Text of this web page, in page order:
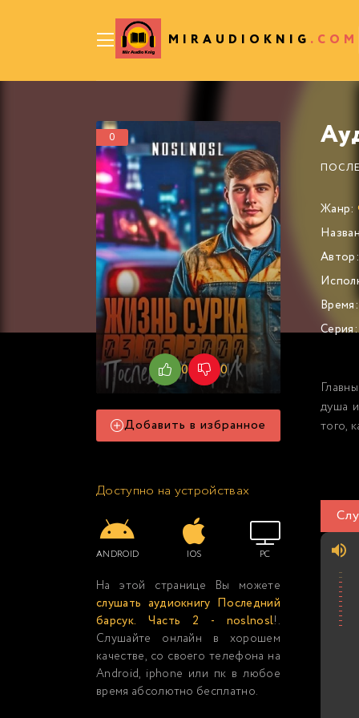
MIRAUDIOKNIG .COM
0
0 0
Добавить в избранное
Доступно на устройствах
ANDROID IOS PC
На этой странице Вы можете
слушать аудиокнигу Последний
барсук. Часть 2 - noslnosl!.
Слушайте онлайн в хорошем
качестве, со своего телефона на
Android, iphone или пк в любое
время абсолютно бесплатно.
Жанр:
Автор:
Время:
Серия:
душа
того,